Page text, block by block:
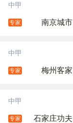
中甲
专家 南京城市
中甲
专家 梅州客家
中甲
专家 石家庄功夫